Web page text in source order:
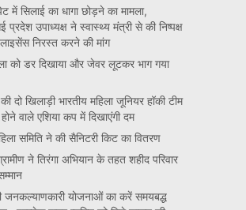
में सिलाई का धागा छोड़ने का मामला,
उपाध्यक्ष ने स्वास्थ्य मंत्री से की निष्पक्ष
निरस्त करने की मांग
को डर दिखाया और जेवर लूटकर भाग गया
दो खिलाड़ी भारतीय महिला जूनियर हॉकी टीम
वाले एशिया कप में दिखाएंगी दम
समिति ने की सैनिटरी किट का वितरण
ग्रामीण ने तिरंगा अभियान के तहत शहीद परिवार
जनकल्याणकारी योजनाओं का करें समयबद्ध